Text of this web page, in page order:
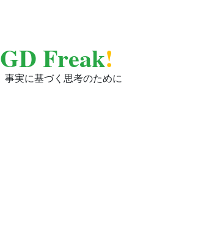
GD Freak!
事実に基づく思考のために